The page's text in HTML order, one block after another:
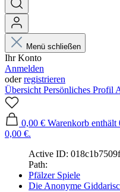
Menü schließen
Ihr Konto
Anmelden
oderregistrieren
Übersicht Persönliches Profil
0,00 € Warenkorb enthält
0,00 €.
Active ID:
Path:
Pfälzer Spiele
Die Anonyme